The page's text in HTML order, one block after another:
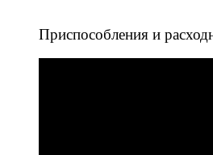
Приспособления и